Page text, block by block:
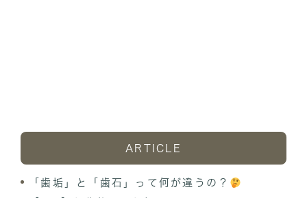
ARTICLE
「歯垢」と「歯石」って何が違うの？